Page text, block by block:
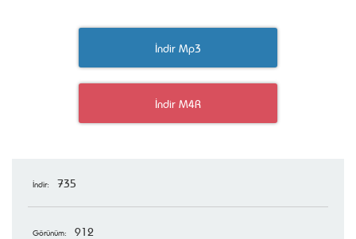
İndir Mp3
İndir M4R
İndir: 735
Görünüm: 912